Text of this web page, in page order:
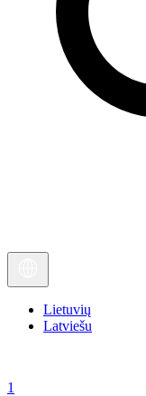
Lietuvių
Latviešu
1